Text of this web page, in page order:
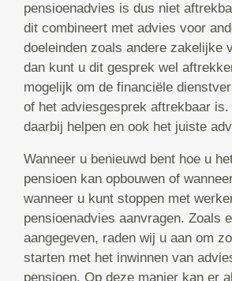
pensioenadvies is dus niet
dit combineert met advies voor
doeleinden zoals andere zakelijke
dan kunt u dit gesprek wel
mogelijk om de financiële
of het adviesgesprek aftrekbaar
daarbij helpen en ook het juiste
Wanneer u benieuwd bent hoe u
pensioen kan opbouwen of
wanneer u kunt stoppen met
pensioenadvies aanvragen. Zoals
aangegeven, raden wij u aan om
starten met het inwinnen van
pensioen. Op deze manier kan er